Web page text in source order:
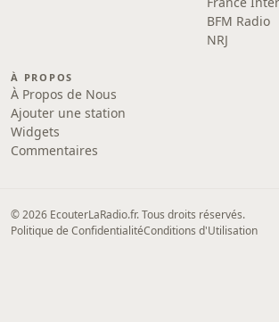
BFM Radio
NRJ
À PROPOS
À Propos de Nous
Ajouter une station
Widgets
Commentaires
© 2026 EcouterLaRadio.fr. Tous droits réservés.
Politique de ConfidentialitéConditions d'Utilisation